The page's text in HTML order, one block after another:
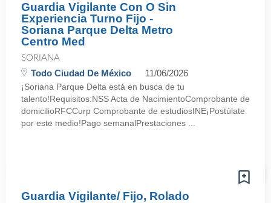
Guardia Vigilante Con O Sin
Experiencia Turno Fijo -
Soriana Parque Delta Metro
Centro Med
SORIANA
Todo Ciudad De México 11/06/2026
¡Soriana Parque Delta está en busca de tu
talento!Requisitos:NSS Acta de NacimientoComprobante de
domicilioRFCCurp Comprobante de estudiosINE¡Postúlate
por este medio!Pago semanalPrestaciones ...
Guardia Vigilante/ Fijo, Rolado